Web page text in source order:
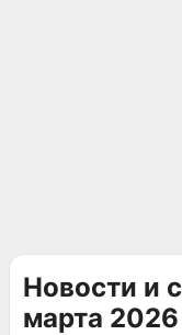
Новости и
марта 2026